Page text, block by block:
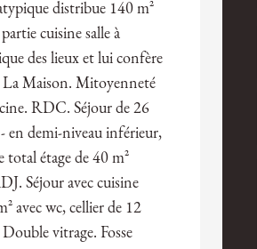
distribue 140 m²
cuisine salle à
des lieux et lui confère
La Maison. Mitoyenneté
RDC. Séjour de 26
- en demi-niveau inférieur,
total étage de 40 m²
Séjour avec cuisine
avec wc, cellier de 12
vitrage. Fosse